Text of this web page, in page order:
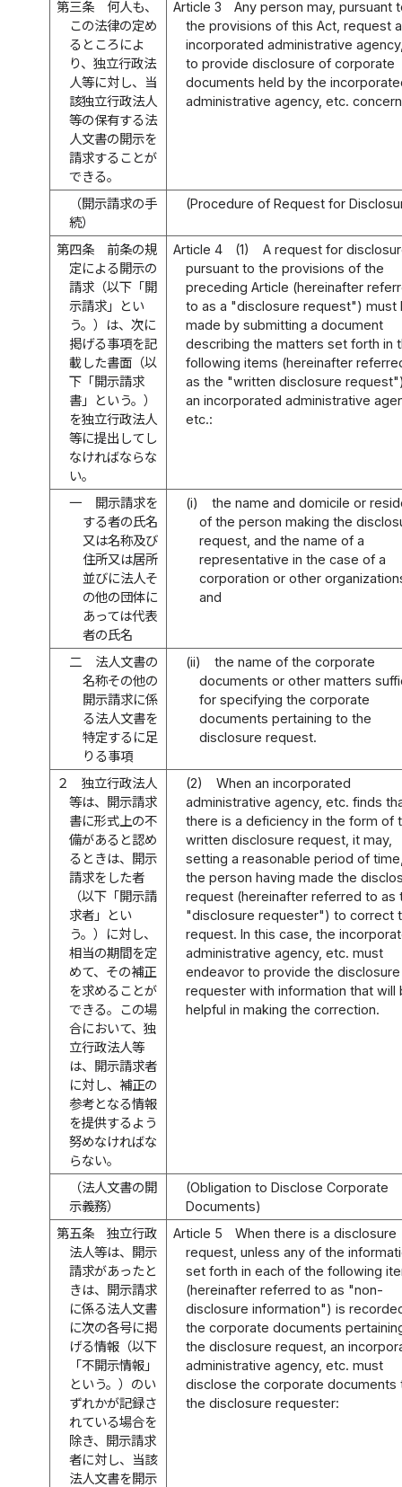
第三条
何人も、
この法律の定め
るところによ
り、独立行政法
人等に対し、当
該独立行政法人
等の保有する法
人文書の開示を
請求することが
できる。
Article 3
Any person may, pursuant
the provisions of this Act, request
incorporated administrative
to provide disclosure of corporate
documents held by the
administrative agency, etc.
（開示請求の手
続）
(Procedure of Request for
第四条
前条の規
定による開示の
請求（以下「開
示請求」とい
う。）は、次に
掲げる事項を記
載した書面（以
下「開示請求
書」という。）
を独立行政法人
等に提出してし
なければならな
い。
Article 4 (1)
A request for
pursuant to the provisions of the
preceding Article (hereinafter
to as a "disclosure request") must
made by submitting a document
describing the matters set forth in
following items (hereinafter
as the "written disclosure
an incorporated administrative
etc.:
一
開示請求を
する者の氏名
又は名称及び
住所又は居所
並びに法人そ
の他の団体に
あっては代表
者の氏名
(i)
the name and domicile or
of the person making the
request, and the name of a
representative in the case of a
corporation or other
and
二
法人文書の
名称その他の
開示請求に係
る法人文書を
特定するに足
りる事項
(ii)
the name of the corporate
documents or other matters
for specifying the corporate
documents pertaining to the
disclosure request.
２
独立行政法人
等は、開示請求
書に形式上の不
備があると認め
るときは、開示
請求をした者
（以下「開示請
求者」とい
う。）に対し、
相当の期間を定
めて、その補正
を求めることが
できる。この場
合において、独
立行政法人等
は、開示請求者
に対し、補正の
参考となる情報
を提供するよう
努めなければな
らない。
(2)
When an incorporated
administrative agency, etc. finds
there is a deficiency in the form of
written disclosure request, it may,
setting a reasonable period of
the person having made the
request (hereinafter referred to as
"disclosure requester") to correct
request. In this case, the
administrative agency, etc. must
endeavor to provide the disclosure
requester with information that will
helpful in making the correction.
（法人文書の開
示義務）
(Obligation to Disclose Corporate
Documents)
第五条
独立行政
法人等は、開示
請求があったと
きは、開示請求
に係る法人文書
に次の各号に掲
げる情報（以下
「不開示情報」
という。）のい
ずれかが記録さ
れている場合を
除き、開示請求
者に対し、当該
法人文書を開示
Article 5
When there is a disclosure
request, unless any of the
set forth in each of the following
(hereinafter referred to as "non-
disclosure information") is
the corporate documents
the disclosure request, an
administrative agency, etc. must
disclose the corporate documents
the disclosure requester: